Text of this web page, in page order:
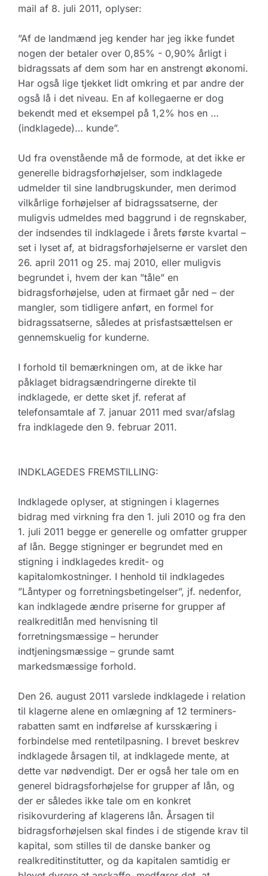
mail af 8. juli 2011, oplyser:
”Af de landmænd jeg kender har jeg ikke fundet
nogen der betaler over 0,85% - 0,90% årligt i
bidragssats af dem som har en anstrengt økonomi.
Har også lige tjekket lidt omkring et par andre der
også lå i det niveau. En af kollegaerne er dog
bekendt med et eksempel på 1,2% hos en …
(indklagede)… kunde”.
Ud fra ovenstående må de formode, at det ikke er
generelle bidragsforhøjelser, som indklagede
udmelder til sine landbrugskunder, men derimod
vilkårlige forhøjelser af bidragssatserne, der
muligvis udmeldes med baggrund i de regnskaber,
der indsendes til indklagede i årets første kvartal –
set i lyset af, at bidragsforhøjelserne er varslet den
26. april 2011 og 25. maj 2010, eller muligvis
begrundet i, hvem der kan ”tåle” en
bidragsforhøjelse, uden at firmaet går ned – der
mangler, som tidligere anført, en formel for
bidragssatserne, således at prisfastsættelsen er
gennemskuelig for kunderne.
I forhold til bemærkningen om, at de ikke har
påklaget bidragsændringerne direkte til
indklagede, er dette sket jf. referat af
telefonsamtale af 7. januar 2011 med svar/afslag
fra indklagede den 9. februar 2011.
INDKLAGEDES FREMSTILLING:
Indklagede oplyser, at stigningen i klagernes
bidrag med virkning fra den 1. juli 2010 og fra den
1. juli 2011 begge er generelle og omfatter grupper
af lån. Begge stigninger er begrundet med en
stigning i indklagedes kredit- og
kapitalomkostninger. I henhold til indklagedes
”Låntyper og forretningsbetingelser”, jf. nedenfor,
kan indklagede ændre priserne for grupper af
realkreditlån med henvisning til
forretningsmæssige – herunder
indtjeningsmæssige – grunde samt
markedsmæssige forhold.
Den 26. august 2011 varslede indklagede i relation
til klagerne alene en omlægning af 12 terminers-
rabatten samt en indførelse af kursskæring i
forbindelse med rentetilpasning. I brevet beskrev
indklagede årsagen til, at indklagede mente, at
dette var nødvendigt. Der er også her tale om en
generel bidragsforhøjelse for grupper af lån, og
der er således ikke tale om en konkret
risikovurdering af klagerens lån. Årsagen til
bidragsforhøjelsen skal findes i de stigende krav til
kapital, som stilles til de danske banker og
realkreditinstitutter, og da kapitalen samtidig er